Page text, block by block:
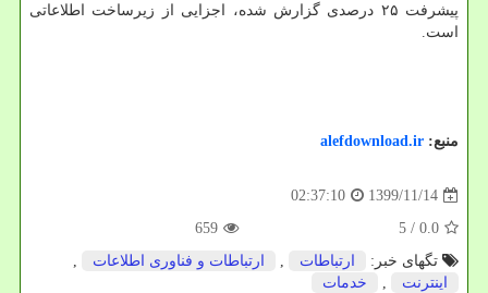
پیشرفت ۲۵ درصدی گزارش شده، اجزایی از زیرساخت اطلاعاتی
است.
منبع: alefdownload.ir
1399/11/14
02:37:10
0.0
/ 5
659
تگهای خبر:
ارتباطات , ارتباطات و فناوری اطلاعات
,
اینترنت
, خدمات